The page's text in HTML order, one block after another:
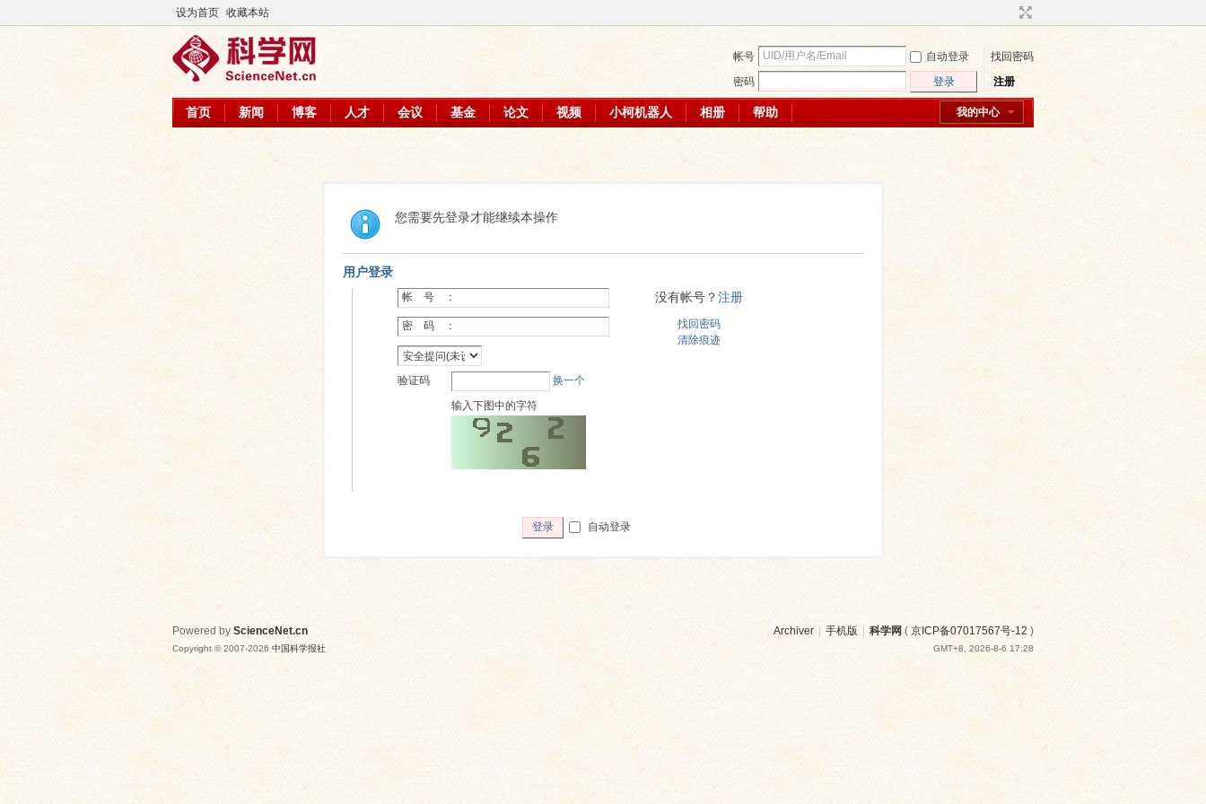
设为首页 收藏本站
帐号 自动登录
找回密码
密码
登录 注册
我的中心
首页 新闻 博客 人才 会议 基金 论文 视频 小柯机器人 相册 帮助
您需要先登录才能继续本操作
用户登录
帐 号 ：
密 码 ：
验证码
换一个
输入下图中的字符
没有帐号？注册
找回密码
清除痕迹
登录 自动登录
Archiver | 手机版 | 科学网 ( 京ICP备07017567号-12 )
GMT+8, 2026-8-6 17:28
Powered by ScienceNet.cn
Copyright © 2007-2026 中国科学报社